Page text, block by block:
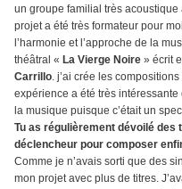
un groupe familial très
projet a été très formateur pour
l’harmonie et l’approche de la
théâtral « La Vierge Noire » écrit
Carrillo. j’ai crée les
expérience a été très intéressante
la musique puisque c’était un
Tu as régulièrement dévoilé des
déclencheur pour composer
Comme je n’avais sorti que des
mon projet avec plus de titres.